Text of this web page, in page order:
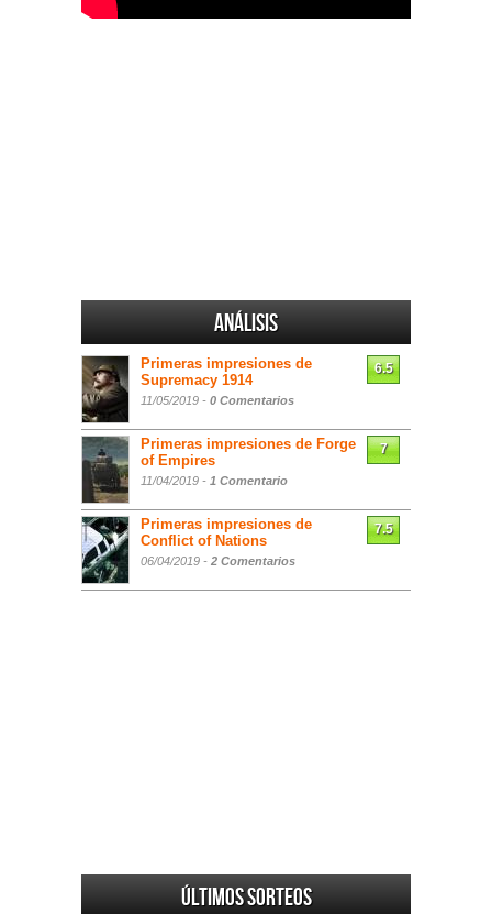
Análisis
Primeras impresiones de
Supremacy 1914
11/05/2019 - 0 Comentarios
6.5
Primeras impresiones de Forge
of Empires
11/04/2019 - 1 Comentario
7
Primeras impresiones de
Conflict of Nations
06/04/2019 - 2 Comentarios
7.5
Últimos sorteos